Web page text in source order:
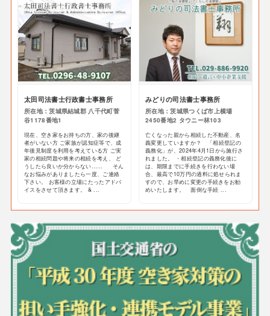
太田司法書士行政書士事務所
所在地：茨城県結城郡 八千代町菅
谷1178番地1
現在、空き家をお持ちの方、家の後継
者がいない方 ご家族が認知症等で、成
年後見制度を利用を考えている方 ご実
家の相続問題や将来の相続を考え、 ど
うしたら良いか分からない…… そん
なお悩みがありましたら一度、ご連絡
下さい。 お客様の立場にたったアドバ
イスをさせて頂きます。 & ...
みどりの司法書士事務所
所在地：茨城県つくば市上横場
2450番地2 タウニー林103
亡くなった親から相続した不動産、名
義変更していますか？ 「相続登記の
義務化」が、2024年4月1日から施行さ
れました。 ・相続登記の義務化後に
は、期限までに手続きを行わない場
合、最高で10万円の過料に処せられま
すので、お早めに変更の手続きをお勧
めいたします。 面倒な手続 ...